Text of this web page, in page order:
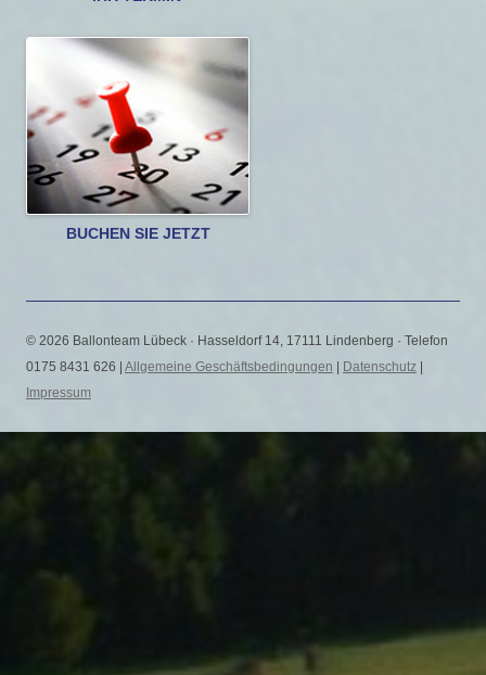
BUCHEN SIE JETZT
© 2026 Ballonteam Lübeck · Hasseldorf 14, 17111 Lindenberg · Telefon
0175 8431 626 | Allgemeine Geschäftsbedingungen Datenschutz
Impressum